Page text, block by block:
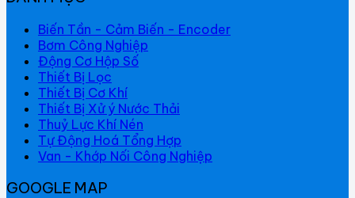
Biến Tần - Cảm Biến - Encoder
Bơm Công Nghiệp
Động Cơ Hộp Số
Thiết Bị Lọc
Thiết Bị Cơ Khí
Thiết Bị Xử ý Nước Thải
Thuỷ Lực Khí Nén
Tự Động Hoá Tổng Hợp
Van - Khớp Nối Công Nghiệp
GOOGLE MAP